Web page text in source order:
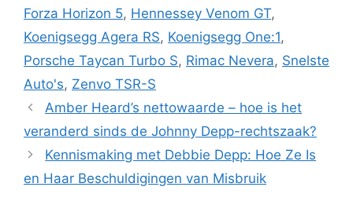
Forza Horizon 5, Hennessey Venom GT,
Koenigsegg Agera RS, Koenigsegg One:1,
Porsche Taycan Turbo S, Rimac Nevera, Snelste
Auto's, Zenvo TSR-S
Amber Heard’s nettowaarde – hoe is het
veranderd sinds de Johnny Depp-rechtszaak?
Kennismaking met Debbie Depp: Hoe Ze Is
en Haar Beschuldigingen van Misbruik